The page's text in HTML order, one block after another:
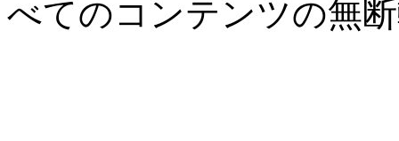
べてのコンテンツの無